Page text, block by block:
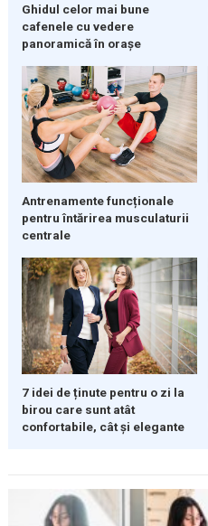
Ghidul celor mai bune
cafenele cu vedere
panoramică în orașe
Antrenamente funcționale
pentru întărirea musculaturii
centrale
7 idei de ținute pentru o zi la
birou care sunt atât
confortabile, cât și elegante